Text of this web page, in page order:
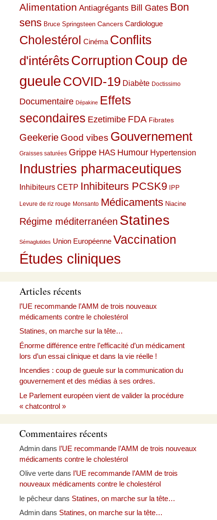
Alimentation Antiagrégants Bill Gates Bon
sens Bruce Springsteen Cancers Cardiologue
Cholestérol Cinéma Conflits
d'intérêts CorruptionCoup de
gueule COVID-19 Diabète Doctissimo
Documentaire Dépakine Effets
secondaires Ezetimibe FDA Fibrates
Geekerie Good vibes Gouvernement
Graisses saturées Grippe HAS Humour Hypertension
Industries pharmaceutiques
Inhibiteurs CETP Inhibiteurs PCSK9 IPP
Levure de riz rouge Monsanto Médicaments Niacine
Régime méditerranéen Statines
Sémaglutides Union Européenne Vaccination
Études cliniques
Articles récents
l’UE recommande l’AMM de trois nouveaux
médicaments contre le cholestérol
Statines, on marche sur la tête…
Énorme différence entre l’efficacité d’un médicament
lors d’un essai clinique et dans la vie réelle !
Incendies : coup de gueule sur la communication du
gouvernement et des médias à ses ordres.
Le Parlement européen vient de valider la procédure
« chatcontrol »
Commentaires récents
Admin dans l’UE recommande l’AMM de trois nouveaux
médicaments contre le cholestérol
Olive verte dans l’UE recommande l’AMM de trois
nouveaux médicaments contre le cholestérol
le pêcheur dans Statines, on marche sur la tête…
Admin dans Statines, on marche sur la tête…